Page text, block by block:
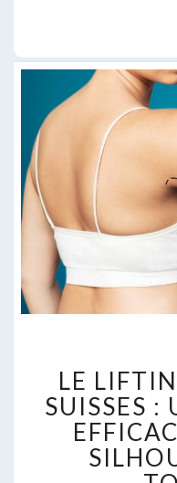
LE
SUISSES :